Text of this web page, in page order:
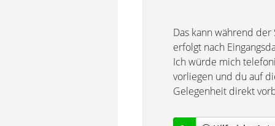
Das kann während
erfolgt nach
Ich würde mich
vorliegen und du auf
Gelegenheit direkt